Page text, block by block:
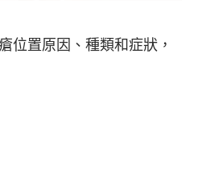
位置原因、種類和症狀，